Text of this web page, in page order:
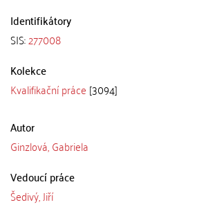
Identifikátory
SIS:277008
Kolekce
Kvalifikační práce [3094]
Autor
Ginzlová, Gabriela
Vedoucí práce
Šedivý, Jiří